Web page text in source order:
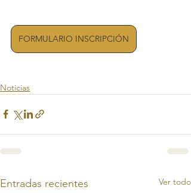
FORMULARIO INSCRIPCIÓN
Noticias
Entradas recientes Ver todo